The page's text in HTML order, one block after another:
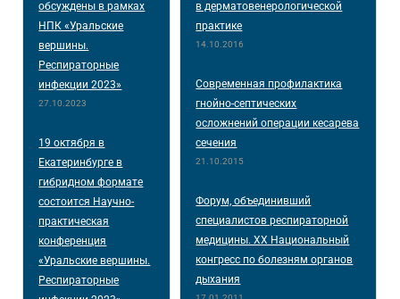
обсуждены в рамках
НПК «Уральские
вершины.
Респираторные
инфекции 2023»
27.10.2023
19 октября в
Екатеринбурге в
гибридном формате
состоится Научно-
практическая
конференция
«Уральские вершины.
Респираторные
в дерматовенерологической
практике
14.10.2016
Современная профилактика
гнойно-септических
осложнений операции кесарева
сечения
21.10.2015
Форум, объединивший
специалистов респираторной
медицины. XX Национальный
конгресс по болезням органов
дыхания